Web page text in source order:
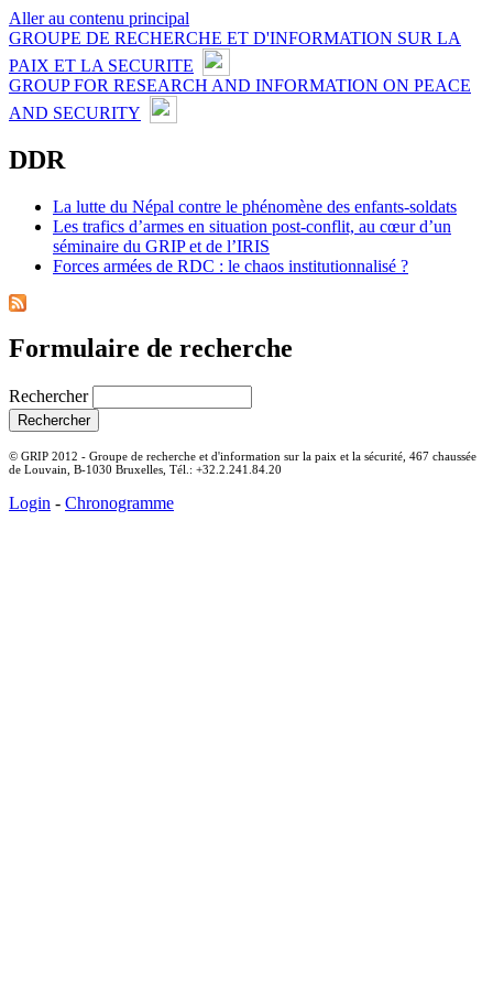
Aller au contenu principal
GROUPE DE RECHERCHE ET D'INFORMATION SUR LA
PAIX ET LA SECURITE
GROUP FOR RESEARCH AND INFORMATION ON PEACE
AND SECURITY
DDR
La lutte du Népal contre le phénomène des enfants-soldats
Les trafics d’armes en situation post-conflit, au cœur d’un
séminaire du GRIP et de l’IRIS
Forces armées de RDC : le chaos institutionnalisé ?
Formulaire de recherche
Rechercher
© GRIP 2012 - Groupe de recherche et d'information sur la paix et la sécurité, 467 chaussée
de Louvain, B-1030 Bruxelles, Tél.: +32.2.241.84.20
Login - Chronogramme